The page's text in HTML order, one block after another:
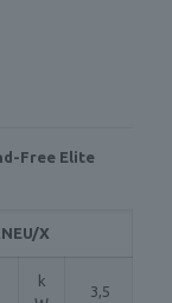
Free Elite
X
k
3,5